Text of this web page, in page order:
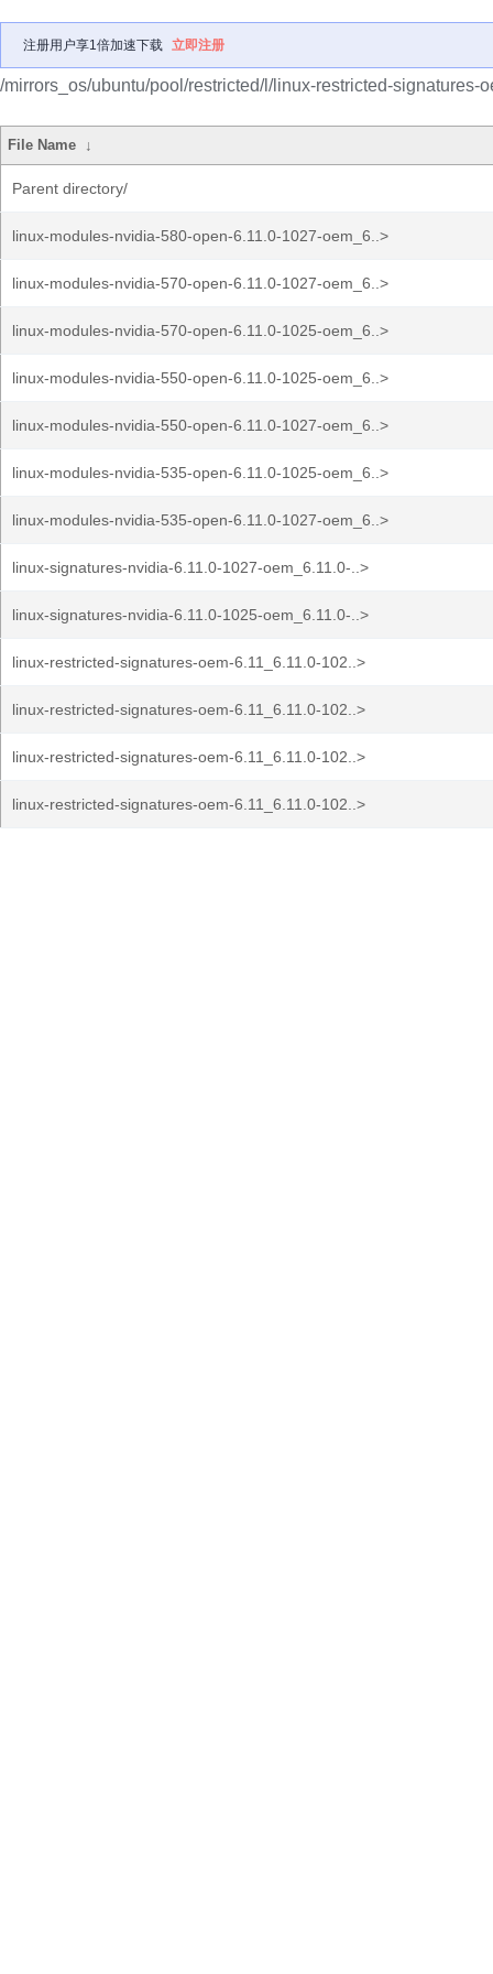
注册用户享1倍加速下载 立即注册
/mirrors_os/ubuntu/pool/restricted/l/linux-restricted-signatures-
File Name ↓
Parent directory/
linux-modules-nvidia-580-open-6.11.0-1027-oem_6..>
linux-modules-nvidia-570-open-6.11.0-1027-oem_6..>
linux-modules-nvidia-570-open-6.11.0-1025-oem_6..>
linux-modules-nvidia-550-open-6.11.0-1025-oem_6..>
linux-modules-nvidia-550-open-6.11.0-1027-oem_6..>
linux-modules-nvidia-535-open-6.11.0-1025-oem_6..>
linux-modules-nvidia-535-open-6.11.0-1027-oem_6..>
linux-signatures-nvidia-6.11.0-1027-oem_6.11.0-..>
linux-signatures-nvidia-6.11.0-1025-oem_6.11.0-..>
linux-restricted-signatures-oem-6.11_6.11.0-102..>
linux-restricted-signatures-oem-6.11_6.11.0-102..>
linux-restricted-signatures-oem-6.11_6.11.0-102..>
linux-restricted-signatures-oem-6.11_6.11.0-102..>